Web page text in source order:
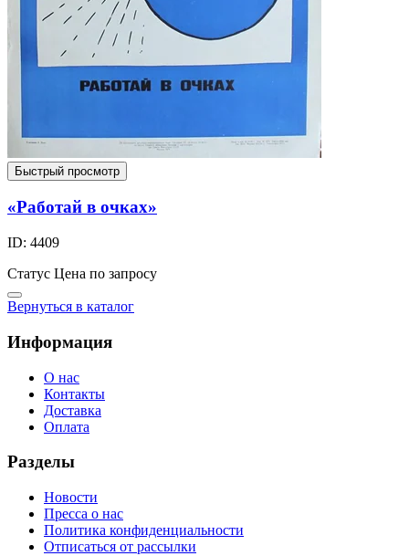
Быстрый просмотр
«Работай в очках»
ID: 4409
Статус Цена по запросу
Вернуться в каталог
Информация
О нас
Контакты
Доставка
Оплата
Разделы
Новости
Пресса о нас
Политика конфиденциальности
Отписаться от рассылки